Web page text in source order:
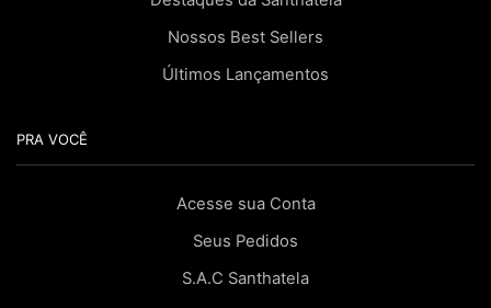
Nossos Best Sellers
Últimos Lançamentos
PRA VOCÊ
Acesse sua Conta
Seus Pedidos
S.A.C Santhatela